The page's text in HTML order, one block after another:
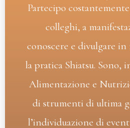
Partecipo
colleghi, a
conoscere e divulgare
la pratica Shiatsu. Sono,
Alimentazione e
di strumenti di ultima
l’individuazione di